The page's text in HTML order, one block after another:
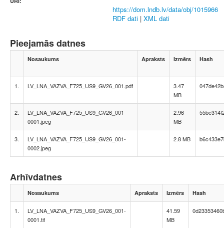
https://dom.lndb.lv/data/obj/1015966
RDF dati | XML dati
Pieejamās datnes
Nosaukums Apraksts Izmērs Hash
1. LV_LNA_VAZVA_F725_US9_GV26_001.pdf
3.47
MB
2.
LV_LNA_VAZVA_F725_US9_GV26_001-
0001.jpeg
2.96
MB
3.
LV_LNA_VAZVA_F725_US9_GV26_001-
0002.jpeg
2.8 MB
Arhīvdatnes
Nosaukums Apraksts Izmērs Hash
1.
LV_LNA_VAZVA_F725_US9_GV26_001-
0001.tif
41.59
MB